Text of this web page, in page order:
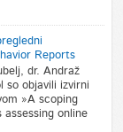
Reports
dr. Andraž
so objavili izvirni
»A scoping
assessing online